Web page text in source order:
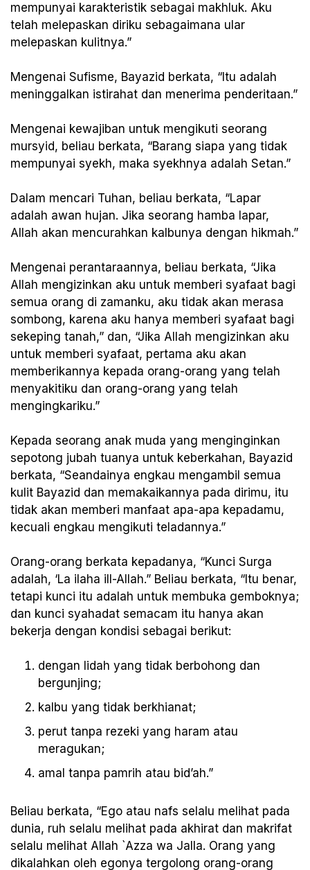
mempunyai karakteristik sebagai makhluk. Aku
telah melepaskan diriku sebagaimana ular
melepaskan kulitnya.”
Mengenai Sufisme, Bayazid berkata, “Itu adalah
meninggalkan istirahat dan menerima penderitaan.”
Mengenai kewajiban untuk mengikuti seorang
mursyid, beliau berkata, “Barang siapa yang tidak
mempunyai syekh, maka syekhnya adalah Setan.”
Dalam mencari Tuhan, beliau berkata, “Lapar
adalah awan hujan. Jika seorang hamba lapar,
Allah akan mencurahkan kalbunya dengan hikmah.”
Mengenai perantaraannya, beliau berkata, “Jika
Allah mengizinkan aku untuk memberi syafaat bagi
semua orang di zamanku, aku tidak akan merasa
sombong, karena aku hanya memberi syafaat bagi
sekeping tanah,” dan, “Jika Allah mengizinkan aku
untuk memberi syafaat, pertama aku akan
memberikannya kepada orang-orang yang telah
menyakitiku dan orang-orang yang telah
mengingkariku.”
Kepada seorang anak muda yang menginginkan
sepotong jubah tuanya untuk keberkahan, Bayazid
berkata, “Seandainya engkau mengambil semua
kulit Bayazid dan memakaikannya pada dirimu, itu
tidak akan memberi manfaat apa-apa kepadamu,
kecuali engkau mengikuti teladannya.”
Orang-orang berkata kepadanya, “Kunci Surga
adalah, ‘La ilaha ill-Allah.” Beliau berkata, “Itu benar,
tetapi kunci itu adalah untuk membuka gemboknya;
dan kunci syahadat semacam itu hanya akan
bekerja dengan kondisi sebagai berikut:
dengan lidah yang tidak berbohong dan
bergunjing;
kalbu yang tidak berkhianat;
perut tanpa rezeki yang haram atau
meragukan;
amal tanpa pamrih atau bid’ah.”
Beliau berkata, “Ego atau nafs selalu melihat pada
dunia, ruh selalu melihat pada akhirat dan makrifat
selalu melihat Allah `Azza wa Jalla. Orang yang
dikalahkan oleh egonya tergolong orang-orang